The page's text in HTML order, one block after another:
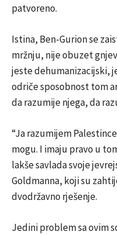
patvoreno.
Istina, Ben-Gurion se
mržnju, nije obuzet
jeste dehumanizacijski,
odriče sposobnost tom
da razumije njega, da
“Ja razumijem
mogu. I imaju pravo u
lakše savlada svoje
Goldmanna, koji su
dvodržavno rješenje.
Jedini problem sa ovim